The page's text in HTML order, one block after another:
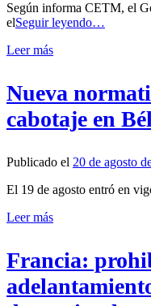
Según informa CETM, el
elSeguir leyendo…
Leer más
Nueva
cabotaje en
Publicado el 20 de agosto
El 19 de agosto entró en
Leer más
Francia: